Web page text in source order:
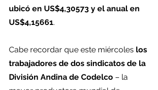
ubicó en US$4,30573 y el anual en
US$4,15661.
Cabe recordar que este miércoles los
trabajadores de dos sindicatos de la
División Andina de Codelco – la